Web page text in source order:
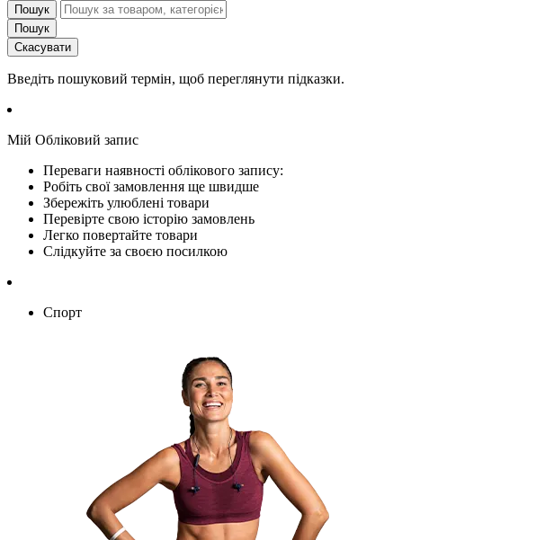
Пошук
Пошук
Скасувати
Введіть пошуковий термін, щоб переглянути підказки.
Мій Обліковий запис
Переваги наявності облікового запису:
Робіть свої замовлення ще швидше
Збережіть улюблені товари
Перевірте свою історію замовлень
Легко повертайте товари
Слідкуйте за своєю посилкою
Спорт